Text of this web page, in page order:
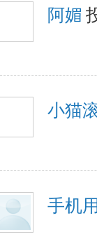
阿媚
小猫
手机